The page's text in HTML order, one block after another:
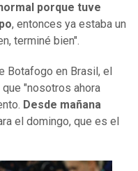
porque tuve
, entonces ya estaba un
terminé bien".
Botafogo en Brasil, el
"nosotros ahora
Desde mañana
el domingo, que es el